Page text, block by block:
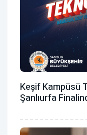
Keşif Kampüsü
Şanlıurfa